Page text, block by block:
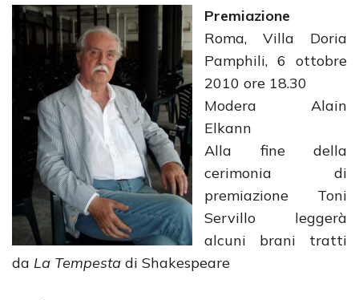
Premiazione
Roma, Villa Doria
Pamphili, 6 ottobre
2010 ore 18.30
Modera Alain
Elkann
Alla fine della
cerimonia di
premiazione Toni
Servillo leggerà
alcuni brani tratti
da La Tempesta di Shakespeare